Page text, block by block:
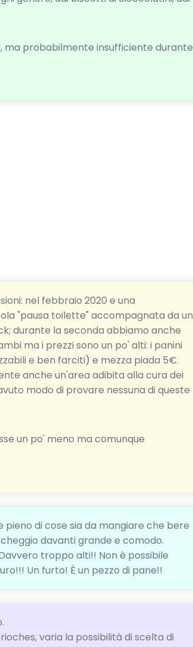
probabilmente insufficiente durante
nel febbraio 2020 e una
"pausa toilette" accompagnata da un
durante la seconda abbiamo anche
ma i prezzi sono un po' alti: i panini
e ben farciti) e mezza piada 5€.
anche un'area adibita alla cura dei
modo di provare nessuna di queste
un po' meno ma comunque
di cose sia da mangiare che bere
davanti grande e comodo.
troppo alti!! Non è possibile
Un furto! È un pezzo di pane!!
varia la possibilità di scelta di